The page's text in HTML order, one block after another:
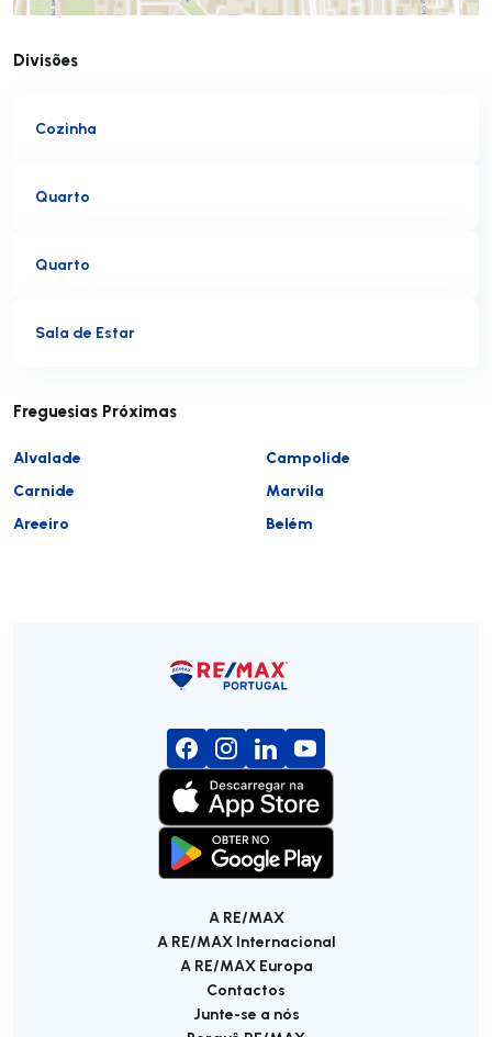
Divisões
Cozinha
Quarto
Quarto
Sala de Estar
Freguesias Próximas
Alvalade
Campolide
Carnide
Marvila
Areeiro
Belém
A RE/MAX
A RE/MAX Internacional
A RE/MAX Europa
Contactos
Junte-se a nós